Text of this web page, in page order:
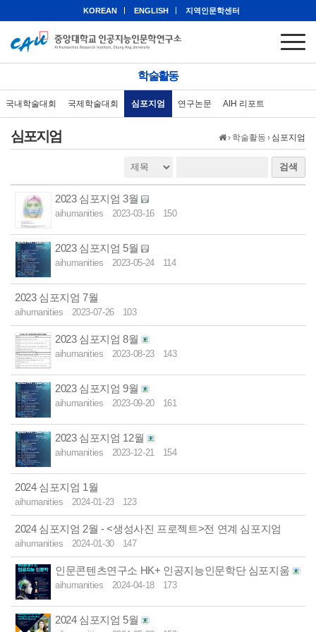
KOREAN ENGLISH 지역인문학센터
학술활동
국내학술대회 국제학술대회 심포지엄 연구논문 AIH 리포트
› 학술활동 › 심포지엄
심포지엄
검색
2023 심포지엄 3월
aihumanities 2023-03-16 150
2023 심포지엄 5월
aihumanities 2023-05-24 114
2023 심포지엄 7월
aihumanities 2023-07-26 103
2023 심포지엄 8월
aihumanities 2023-08-23 143
2023 심포지엄 9월
aihumanities 2023-09-20 161
2023 심포지엄 12월
aihumanities 2023-12-21 154
2024 심포지엄 1월
aihumanities 2024-01-23 123
2024 심포지엄 2월 - <생성사진 프로젝트>전 연계 심포지엄
aihumanities 2024-01-30 147
인문콘텐츠연구소 HK+ 인공지능인문학단 심포지움
aihumanities 2024-04-18 173
2024 심포지엄 5월